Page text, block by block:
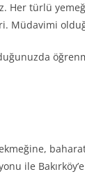
türlü
Müdavimi
ile